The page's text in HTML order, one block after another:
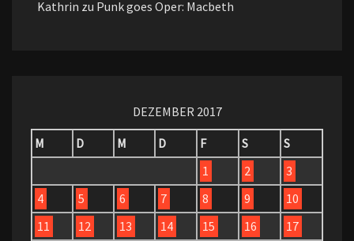
Kathrin zu Punk goes Oper: Macbeth
DEZEMBER 2017
M
D M D F S
S
1
2
3
4
5 6 7 8 9
10
11
12 13 14 15 16
17